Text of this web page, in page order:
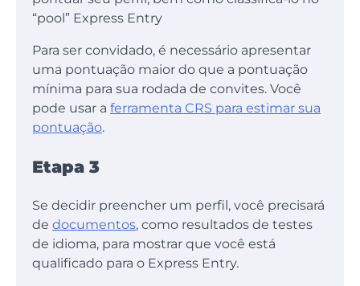
“pool” Express Entry
Para ser convidado, é necessário apresentar
uma pontuação maior do que a pontuação
mínima para sua rodada de convites. Você
pode usar a ferramenta CRS para estimar sua
pontuação.
Etapa 3
Se decidir preencher um perfil, você precisará
de documentos, como resultados de testes
de idioma, para mostrar que você está
qualificado para o Express Entry.